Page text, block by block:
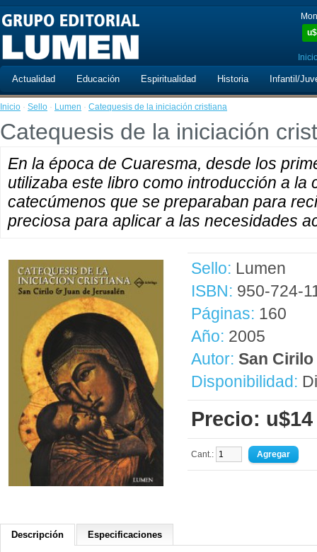
u$
Actualidad Educación Espiritualidad Historia Infantil/
Inicio · Sello · Lumen · Catequesis de la iniciación cristiana
Catequesis de la iniciación
En la época de Cuaresma, desde los
utilizaba este libro como introducción a la
catecúmenos que se preparaban para
preciosa para aplicar a las necesidades
Sello: Lumen
ISBN: 950-724-
Páginas: 160
Año: 2005
Autor: San
Disponibilidad:
Precio: u$14
Cant.:
Descripción Especificaciones